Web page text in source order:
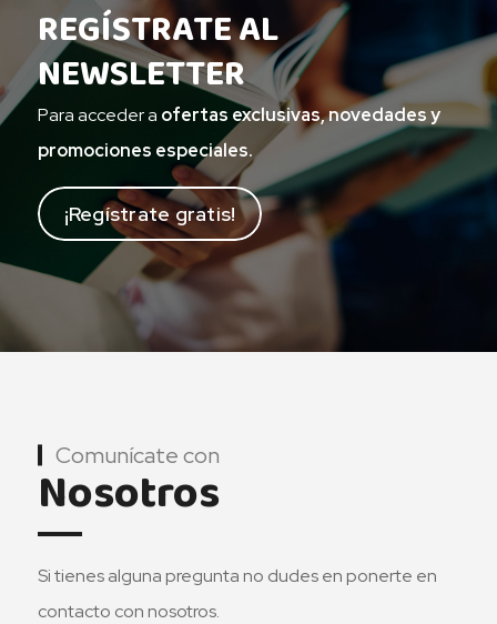
REGÍSTRATE AL
NEWSLETTER
Para acceder a ofertas exclusivas, novedades y
promociones especiales.
¡Regístrate gratis!
Comunícate con
Nosotros
Si tienes alguna pregunta no dudes en ponerte en
contacto con nosotros.